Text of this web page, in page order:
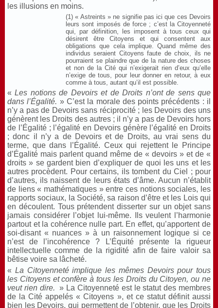
les illusions en moins.
(1) « Astreints » ne signifie pas ici que ces Devoirs
leurs sont imposés de force ; c’est la Citoyenneté
qui, par définition, les imposent à tous ceux qui
désirent être Citoyens et qui consentent aux
obligations que cela implique. Quand même des
individus seraient Citoyens faute de choix, ils ne
pourraient se plaindre que de la nature des choses
et non de la Cité qui n’exigerait rien d’eux qu’elle
n’exige de tous, pour leur donner en retour, à eux
comme à tous, autant qu’il est possible.
« Les notions de Devoirs et de Droits n’ont de sens que
dans l’Égalité. » C’est la morale des points précédents : il
n’y a pas de Devoirs sans réciprocité ; les Devoirs des uns
génèrent les Droits des autres ; il n’y a pas de Devoirs hors
de l’Égalité ; l’égalité en Devoirs génère l’égalité en Droits
; donc il n’y a de Devoirs et de Droits, au vrai sens du
terme, que dans l’Égalité. Ceux qui rejettent le Principe
d’Égalité mais parlent quand même de « devoirs » et de «
droits » se gardent bien d’expliquer de quoi les uns et les
autres procèdent. Pour certains, ils tombent du Ciel ; pour
d’autres, ils naissent de leurs états d’âme. Aucun n’établit
de liens « mathématiques » entre ces notions sociales, les
rapports sociaux, la Société, sa raison d’être et les Lois qui
en découlent. Tous prétendent disserter sur un objet sans
jamais considérer l’objet lui-même. Ils veulent l’harmonie
partout et la cohérence nulle part. En effet, qu’apportent de
soi-disant « nuances » à un raisonnement logique si ce
n’est de l’incohérence ? L’Équité présente la rigueur
intellectuelle comme de la rigidité afin de faire valoir sa
bêtise voire sa lâcheté.
« La Citoyenneté implique les mêmes Devoirs pour tous
les Citoyens et confère à tous les Droits du Citoyen, ou ne
veut rien dire. » La Citoyenneté est le statut des membres
de la Cité appelés « Citoyens », et ce statut définit aussi
bien les Devoirs, qui permettent de l’obtenir, que les Droits